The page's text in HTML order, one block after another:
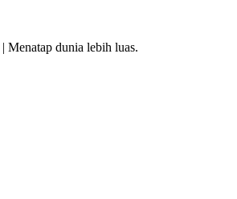
| Menatap dunia lebih luas.